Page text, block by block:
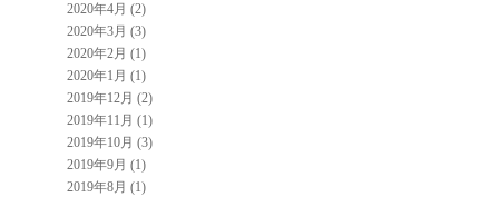
2020年4月 (2)
2020年3月 (3)
2020年2月 (1)
2020年1月 (1)
2019年12月 (2)
2019年11月 (1)
2019年10月 (3)
2019年9月 (1)
2019年8月 (1)